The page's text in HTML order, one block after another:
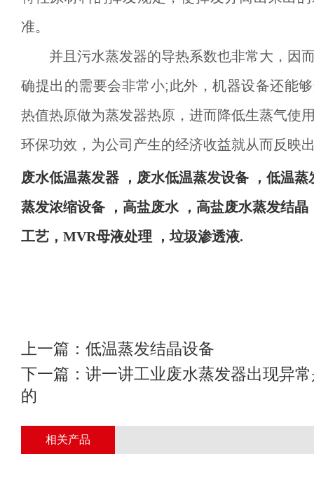
准。
并且污水蒸发器的导热系数也非常大，因
确提出的需要会非常小;此外，机器设备还能
热值热原做为蒸发器热原，进而降低生蒸气使
环保功效，为公司产生的经济收益就从而反映
废水低温蒸发器 ，废水低温蒸发设备
，低温
蒸发浓缩设备
，高盐废水
，高盐废水蒸发结晶
工艺， MVR母液处理 ，垃圾渗透液.
上一篇： 低温蒸发结晶设备
下一篇： 讲一讲工业废水蒸发器出现异
的
相关产品